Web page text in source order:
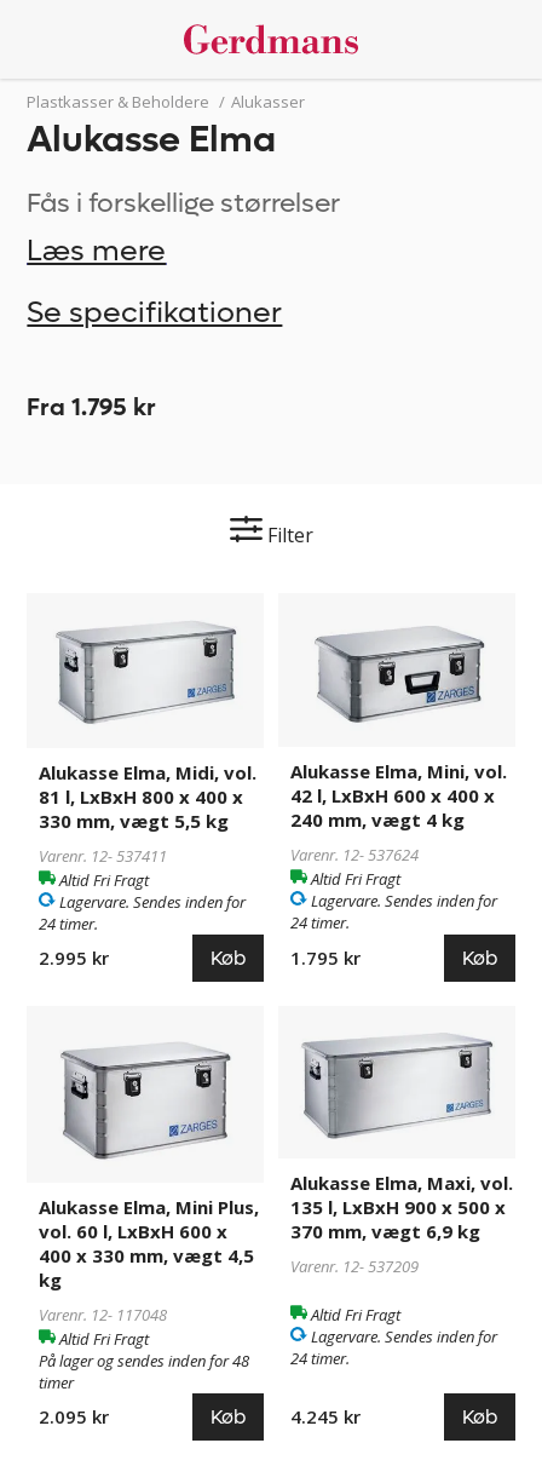
Plastkasser & Beholdere / Alukasser
Alukasse Elma
Fås i forskellige størrelser
Læs mere
Se specifikationer
Fra 1.795 kr
Filter
Elma,
Midi,
LxBxH
800
400
330
mm,
vægt
Alukasse Elma, Midi, vol.
81 l, LxBxH 800 x 400 x
330 mm, vægt 5,5 kg
Varenr. 12-537411
Altid Fri Fragt
Lagervare. Sendes inden for
24 timer.
2.995 kr Køb
Elma,
Mini,
LxBxH
600
400
240
mm,
vægt
Alukasse Elma, Mini, vol.
42 l, LxBxH 600 x 400 x
240 mm, vægt 4 kg
Varenr. 12- 537624
Altid Fri Fragt
Lagervare. Sendes inden for
24 timer.
1.795 kr Køb
Elma,
Plus,
LxBxH
600
400
330
mm,
vægt
4,5
Alukasse Elma, Mini Plus,
vol. 60 l, LxBxH 600 x
400 x 330 mm, vægt 4,5
kg
Varenr. 12- 117048
Altid Fri Fragt
På lager og sendes inden for 48
timer
2.095 kr Køb
Elma,
Maxi,
135
LxBxH
900
500
370
mm,
vægt
kg
Alukasse Elma, Maxi, vol.
135 l, LxBxH 900 x 500 x
370 mm, vægt 6,9 kg
Varenr. 12-537209
Altid Fri Fragt
Lagervare. Sendes inden for
24 timer.
4.245 kr Køb